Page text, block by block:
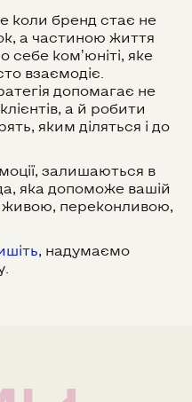
коли бренд стає не
а частиною життя
себе комʼюніті, яке
взаємодіє.
допомагає не
а й робити
яким діляться і до
залишаються в
яка допоможе вашій
живою, переконливою,
, надумаємо